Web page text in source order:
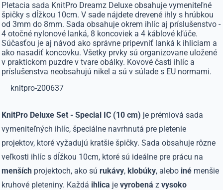
Pletacia sada KnitPro Dreamz Deluxe obsahuje vymeniteľné
špičky s dĺžkou 10cm. V sade nájdete drevené ihly s hrúbkou
od 3mm do 8mm. Sada obsahuje okrem ihlíc aj príslušenstvo -
4 otočné nylonové lanká, 8 koncoviek a 4 káblové kľúče.
Súčasťou je aj návod ako správne pripevniť lanká k ihliciam a
ako nasadiť koncovku. Všetky prvky sú organizovane uložené
v praktickom puzdre v tvare obálky. Kovové časti ihlíc a
príslušenstva neobsahujú nikel a sú v súlade s EU normami.
knitpro-200637
KnitPro Deluxe Set - Special IC (10 cm) je prémiová sada
vymeniteľných ihlíc, špeciálne navrhnutá pre pletenie
projektov, ktoré vyžadujú kratšie špičky. Sada obsahuje rôzne
veľkosti ihlíc s dĺžkou 10cm, ktoré sú ideálne pre prácu na
menších projektoch, ako súrukávy,klobúky, alebo iné menšie
kruhové pleteniny. Každá ihlica jevyrobenázvysoko